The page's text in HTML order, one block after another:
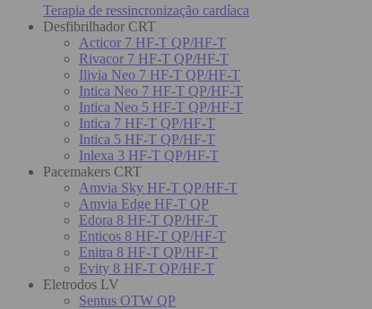
Terapia de ressincronização cardíaca
Desfibrilhador CRT
Acticor 7 HF-T QP/HF-T
Rivacor 7 HF-T QP/HF-T
Ilivia Neo 7 HF-T QP/HF-T
Intica Neo 7 HF-T QP/HF-T
Intica Neo 5 HF-T QP/HF-T
Intica 7 HF-T QP/HF-T
Intica 5 HF-T QP/HF-T
Inlexa 3 HF-T QP/HF-T
Pacemakers CRT
Amvia Sky HF-T QP/HF-T
Amvia Edge HF-T QP
Edora 8 HF-T QP/HF-T
Enticos 8 HF-T QP/HF-T
Enitra 8 HF-T QP/HF-T
Evity 8 HF-T QP/HF-T
Eletrodos LV
Sentus OTW QP